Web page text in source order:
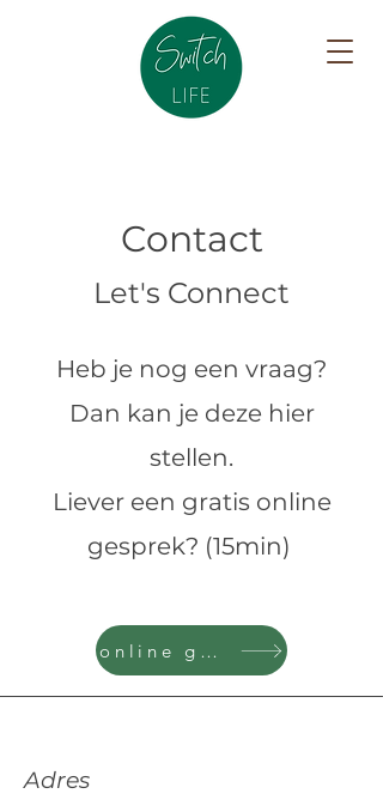
Contact
Let's Connect
Heb je nog een vraag?
Dan kan je deze hier
stellen.
Liever een gratis online
gesprek? (15min)
online gesprek
Adres